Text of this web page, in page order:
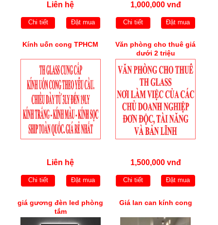
Liên hệ
Chi tiết Đặt mua
1,000,000 vnđ
Chi tiết Đặt mua
Kính uốn cong TPHCM
Liên hệ
Chi tiết Đặt mua
Văn phòng cho thuê giá
dưới 2 triệu
1,500,000 vnđ
Chi tiết Đặt mua
giá gương đèn led phòng
tắm
Giá lan can kính cong